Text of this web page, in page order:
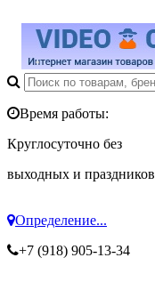
Время работы:
Круглосуточно без
выходных и праздников
Определение...
+7 (918) 905-13-34